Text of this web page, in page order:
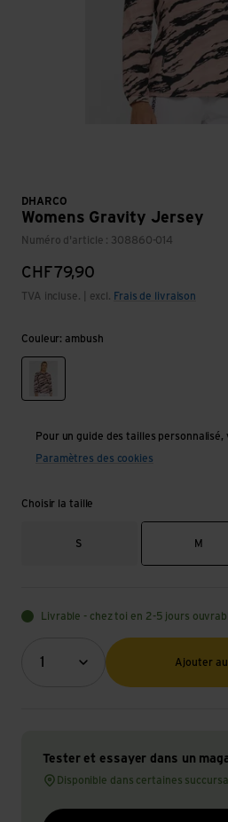
DHARCO
Womens Gravity Jersey
Numéro d'article : 308860-014
CHF79,90
TVA incluse. | excl. Frais de livraison
Couleur: ambush
ambush
Pour un guide des tailles
Paramètres des cookies
Choisir la taille
S M
Livrable - chez toi en 2-5 jours
1
Quantité (optionnel)
Ajouter
Tester et essayer dans un
Disponible dans certaines